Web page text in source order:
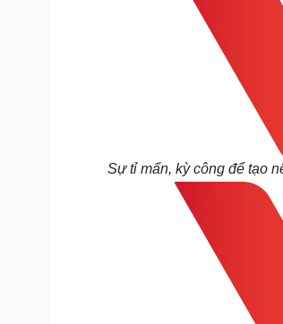
Sự tỉ mẩn, kỳ công để tạo